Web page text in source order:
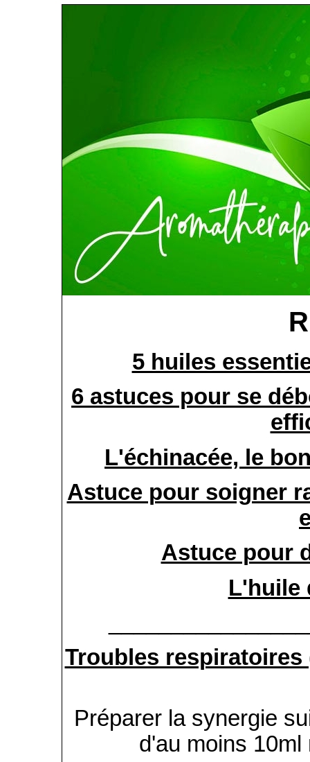
5 huiles
6 astuces pour se
L'échinacée, le
Astuce pour soigner
Astuce pour
L'huile
Troubles
Préparer la synergie
d'au moins